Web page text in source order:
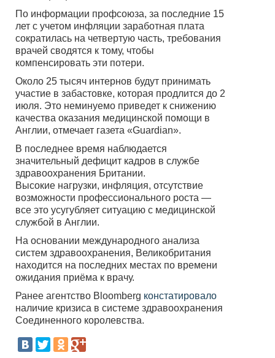
По информации профсоюза, за последние 15
лет с учетом инфляции заработная плата
сократилась на четвертую часть, требования
врачей сводятся к тому, чтобы
компенсировать эти потери.
Около 25 тысяч интернов будут принимать
участие в забастовке, которая продлится до 2
июля. Это неминуемо приведет к снижению
качества оказания медицинской помощи в
Англии, отмечает газета «Guardian».
В последнее время наблюдается
значительный дефицит кадров в службе
здравоохранения Британии.
Высокие нагрузки, инфляция, отсутствие
возможности профессионального роста —
все это усугубляет ситуацию с медицинской
службой в Англии.
На основании международного анализа
систем здравоохранения, Великобритания
находится на последних местах по времени
ожидания приёма к врачу.
Ранее агентство Bloomberg констатировало
наличие кризиса в системе здравоохранения
Соединенного королевства.